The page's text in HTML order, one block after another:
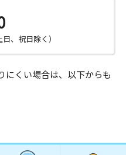
、祝日除く）
にくい場合は、以下からも